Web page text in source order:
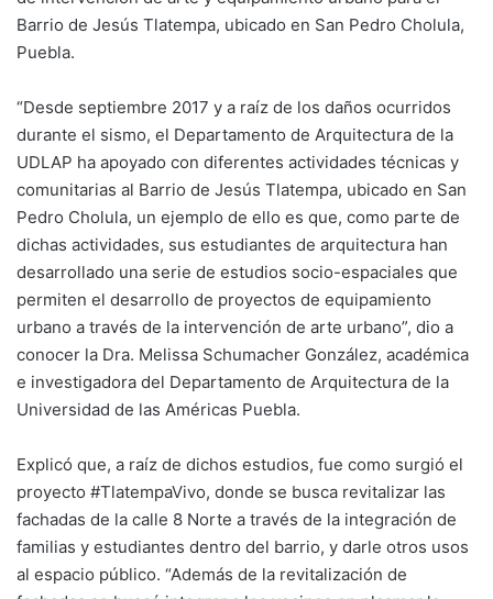
Barrio de Jesús Tlatempa, ubicado en San Pedro Cholula,
Puebla.
“Desde septiembre 2017 y a raíz de los daños ocurridos
durante el sismo, el Departamento de Arquitectura de la
UDLAP ha apoyado con diferentes actividades técnicas y
comunitarias al Barrio de Jesús Tlatempa, ubicado en San
Pedro Cholula, un ejemplo de ello es que, como parte de
dichas actividades, sus estudiantes de arquitectura han
desarrollado una serie de estudios socio-espaciales que
permiten el desarrollo de proyectos de equipamiento
urbano a través de la intervención de arte urbano”, dio a
conocer la Dra. Melissa Schumacher González, académica
e investigadora del Departamento de Arquitectura de la
Universidad de las Américas Puebla.
Explicó que, a raíz de dichos estudios, fue como surgió el
proyecto #TlatempaVivo, donde se busca revitalizar las
fachadas de la calle 8 Norte a través de la integración de
familias y estudiantes dentro del barrio, y darle otros usos
al espacio público. “Además de la revitalización de